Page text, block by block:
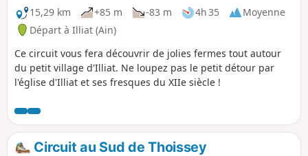
15,29 km
+85 m -83 m 4h 35
Moyenne
Départ à Illiat (Ain)
Ce circuit vous fera découvrir de jolies fermes tout autour
du petit village d'Illiat. Ne loupez pas le petit détour par
l'église d'Illiat et ses fresques du XIIe siècle !
Circuit au Sud de Thoissey